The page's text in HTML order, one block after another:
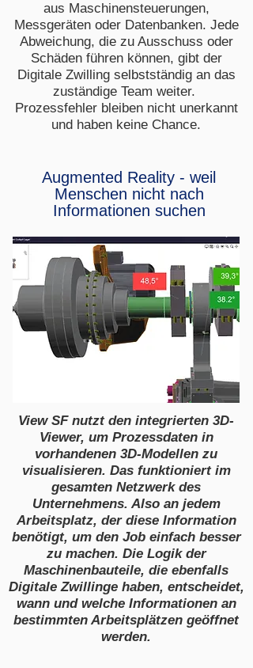
aus Maschinensteuerungen,
Messgeräten oder Datenbanken. Jede
Abweichung, die zu Ausschuss oder
Schäden führen können, gibt der
Digitale Zwilling selbstständig an das
zuständige Team weiter.
Prozessfehler bleiben nicht unerkannt
und haben keine Chance.
Augmented Reality - weil
Menschen nicht nach
Informationen suchen
View SF nutzt den integrierten 3D-
Viewer, um Prozessdaten in
vorhandenen 3D-Modellen zu
visualisieren. Das funktioniert im
gesamten Netzwerk des
Unternehmens. Also an jedem
Arbeitsplatz, der diese Information
benötigt, um den Job einfach besser
zu machen. Die Logik der
Maschinenbauteile, die ebenfalls
Digitale Zwillinge haben, entscheidet,
wann und welche Informationen an
bestimmten Arbeitsplätzen geöffnet
werden.